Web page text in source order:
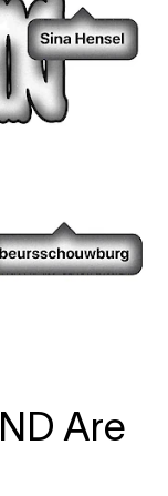
Are